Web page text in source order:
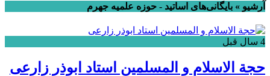
آرشیو » بایگانی‌های اساتید - حوزه علمیه جهرم
4 سال قبل
حجة الاسلام و المسلمین استاد ابوذر زارعی